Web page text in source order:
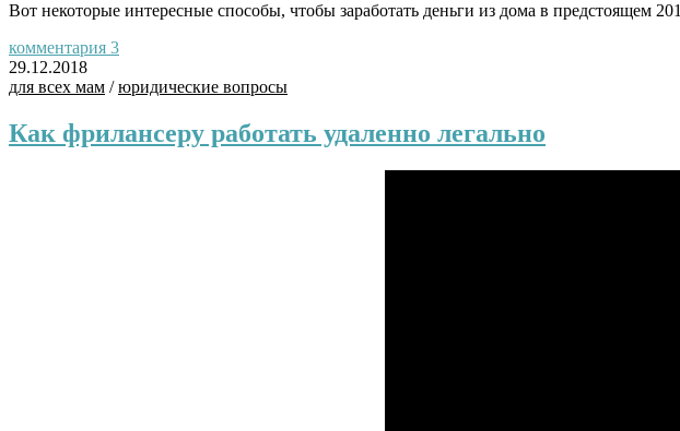
Вот некоторые интересные способы, чтобы заработать деньги из дома в предстоящем
комментария 3
29.12.2018
для всех мам /юридические вопросы
Как фрилансеру работать удаленно легально